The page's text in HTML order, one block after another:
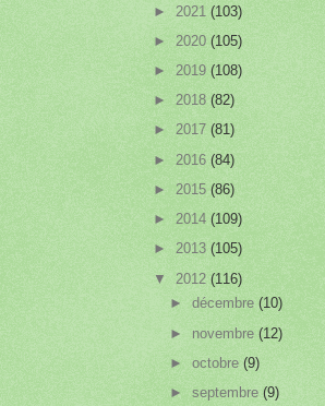
► 2021 (103)
► 2020 (105)
► 2019 (108)
► 2018 (82)
► 2017 (81)
► 2016 (84)
► 2015 (86)
► 2014 (109)
► 2013 (105)
▼ 2012 (116)
►décembre(10)
► novembre(12)
►octobre(9)
►septembre(9)